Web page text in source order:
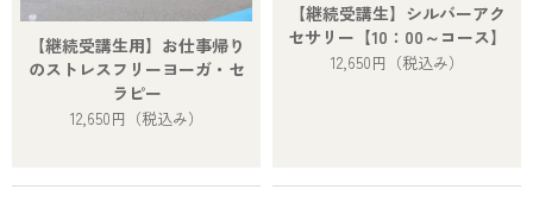
【継続受講生用】お仕事帰り
のストレスフリーヨーガ・セ
ラピー
12,650円 （税込み）
【継続受講生】シルバーアク
セサリー【10：00～コース】
12,650円 （税込み）